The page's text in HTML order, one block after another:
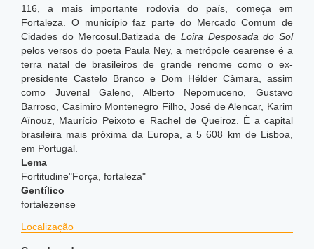
116, a mais importante rodovia do país, começa em
Fortaleza. O município faz parte do Mercado Comum de
Cidades do Mercosul.Batizada de Loira Desposada do Sol
pelos versos do poeta Paula Ney, a metrópole cearense é a
terra natal de brasileiros de grande renome como o ex-
presidente Castelo Branco e Dom Hélder Câmara, assim
como Juvenal Galeno, Alberto Nepomuceno, Gustavo
Barroso, Casimiro Montenegro Filho, José de Alencar, Karim
Aïnouz, Maurício Peixoto e Rachel de Queiroz. É a capital
brasileira mais próxima da Europa, a 5 608 km de Lisboa,
em Portugal.
Lema
Fortitudine"Força, fortaleza"
Gentílico
fortalezense
Localização